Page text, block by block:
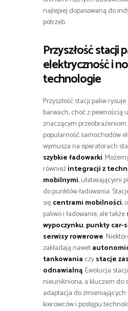
najlepiej dopasowaną do
potrzeb.
Przyszłość stacji
elektryczność i
technologie
Przyszłość stacji paliw
barwach, choć z pewnością
znaczącym
popularność samochodów
wymusza na operatorach
szybkie ładowarki.
równieżintegracji z
mobilnymi, ułatwiającymi
do punktów ładowania.
sięcentrami mobilności,
paliwo i ładowanie, ale także
wypoczynku,punkty car-
serwisy rowerowe.
zakładają nawet
tankowania czystacje
odnawialną. Ewolucja
nieunikniona, a kluczem do
adaptacja do zmieniających
kierowców i postępu